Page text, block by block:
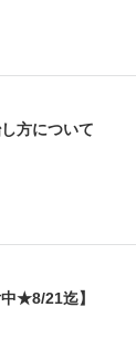
方について
★8/21迄】